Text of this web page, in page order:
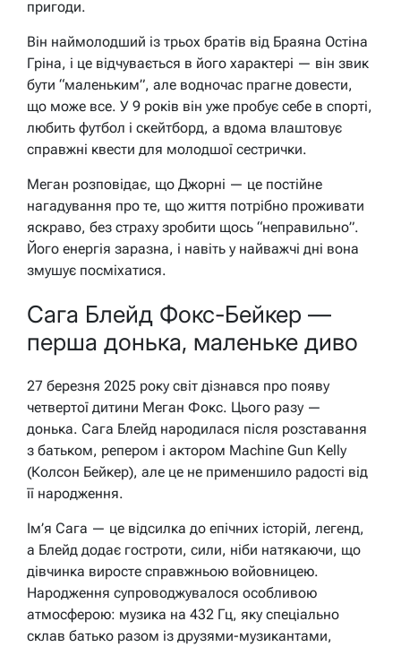
пригоди.
Він наймолодший із трьох братів від Браяна Остіна
Гріна, і це відчувається в його характері — він звик
бути “маленьким”, але водночас прагне довести,
що може все. У 9 років він уже пробує себе в спорті,
любить футбол і скейтборд, а вдома влаштовує
справжні квести для молодшої сестрички.
Меган розповідає, що Джорні — це постійне
нагадування про те, що життя потрібно проживати
яскраво, без страху зробити щось “неправильно”.
Його енергія заразна, і навіть у найважчі дні вона
змушує посміхатися.
Сага Блейд Фокс-Бейкер —
перша донька, маленьке диво
27 березня 2025 року світ дізнався про появу
четвертої дитини Меган Фокс. Цього разу —
донька. Сага Блейд народилася після розставання
з батьком, репером і актором Machine Gun Kelly
(Колсон Бейкер), але це не применшило радості від
її народження.
Ім’я Сага — це відсилка до епічних історій, легенд,
а Блейд додає гостроти, сили, ніби натякаючи, що
дівчинка виросте справжньою войовницею.
Народження супроводжувалося особливою
атмосферою: музика на 432 Гц, яку спеціально
склав батько разом із друзями-музикантами,